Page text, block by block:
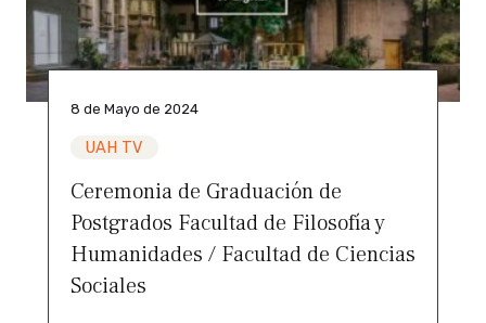
8 de Mayo de 2024
UAH TV
Ceremonia de Graduación de
Postgrados Facultad de Filosofía y
Humanidades / Facultad de Ciencias
Sociales